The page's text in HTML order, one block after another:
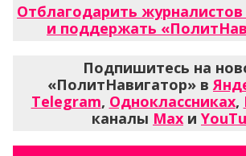
Отблагодарить
и поддержать
Подпишитесь на
«ПолитНавигатор» в
Telegram, Одноклассниках,
каналы Max и